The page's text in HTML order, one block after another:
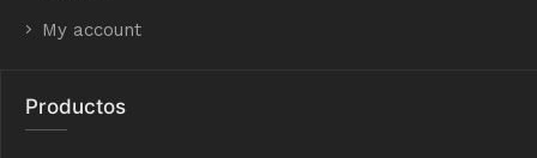
My account
Productos